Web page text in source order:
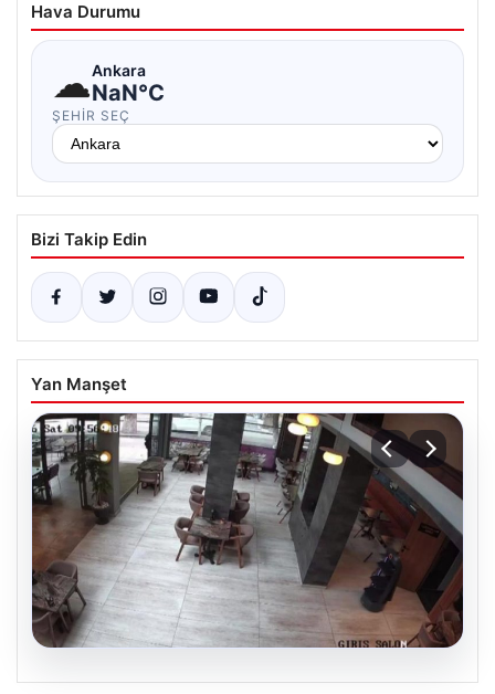
Hava Durumu
☁Ankara
NaN°C
ŞEHIR SEÇ
Bizi Takip Edin
Yan Manşet